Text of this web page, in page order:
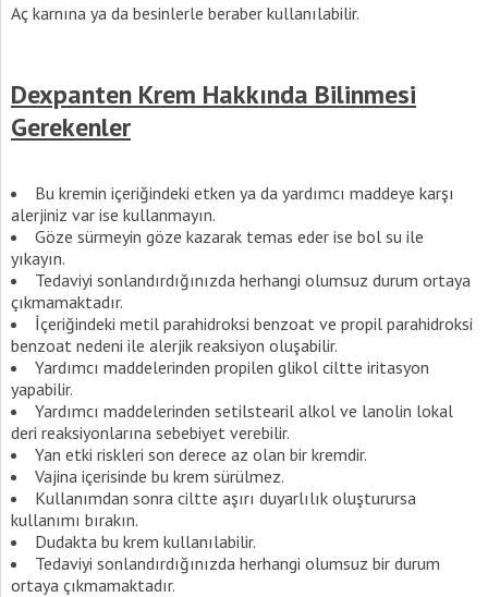
Aç karnına ya da besinlerle beraber kullanılabilir.
Dexpanten Krem Hakkında Bilinmesi
Gerekenler
Bu kremin içeriğindeki etken ya da yardımcı maddeye karşı
alerjiniz var ise kullanmayın.
Göze sürmeyin göze kazarak temas eder ise bol su ile
yıkayın.
Tedaviyi sonlandırdığınızda herhangi olumsuz durum ortaya
çıkmamaktadır.
İçeriğindeki metil parahidroksi benzoat ve propil parahidroksi
benzoat nedeni ile alerjik reaksiyon oluşabilir.
Yardımcı maddelerinden propilen glikol ciltte iritasyon
yapabilir.
Yardımcı maddelerinden setilstearil alkol ve lanolin lokal
deri reaksiyonlarına sebebiyet verebilir.
Yan etki riskleri son derece az olan bir kremdir.
Vajina içerisinde bu krem sürülmez.
Kullanımdan sonra ciltte aşırı duyarlılık oluşturursa
kullanımı bırakın.
Dudakta bu krem kullanılabilir.
Tedaviyi sonlandırdığınızda herhangi olumsuz bir durum
ortaya çıkmamaktadır.